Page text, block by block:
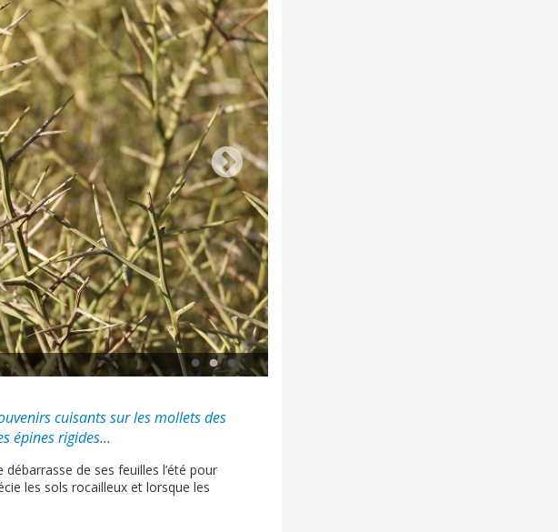
cuisants sur les mollets des
épines rigides...
de ses feuilles l’été pour
les sols rocailleux et lorsque les